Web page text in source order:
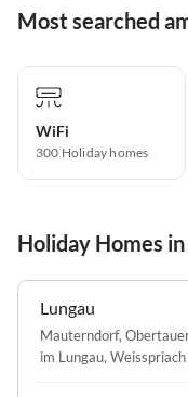
Most searched
WiFi
300 Holiday homes
Holiday Homes
Lungau
Mauterndorf,
im Lungau, Weisspriach